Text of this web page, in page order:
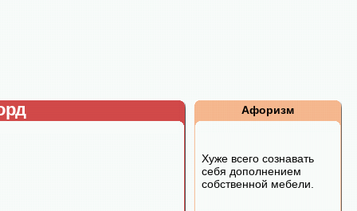
Афоризм
Хуже всего сознавать
себя дополнением
собственной мебели.